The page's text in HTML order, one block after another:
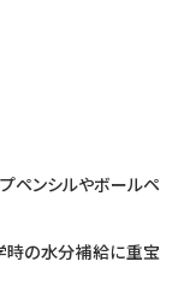
ペンシルやボールペ
時の水分補給に重宝